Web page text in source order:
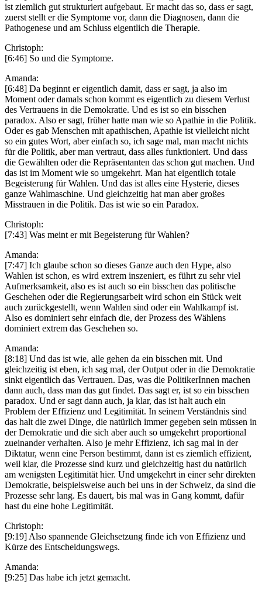
ist ziemlich gut strukturiert aufgebaut. Er macht das so, dass er sagt,
zuerst stellt er die Symptome vor, dann die Diagnosen, dann die
Pathogenese und am Schluss eigentlich die Therapie.
Christoph:
[6:46] So und die Symptome.
Amanda:
[6:48] Da beginnt er eigentlich damit, dass er sagt, ja also im
Moment oder damals schon kommt es eigentlich zu diesem Verlust
des Vertrauens in die Demokratie. Und es ist so ein bisschen
paradox. Also er sagt, früher hatte man wie so Apathie in die Politik.
Oder es gab Menschen mit apathischen, Apathie ist vielleicht nicht
so ein gutes Wort, aber einfach so, ich sage mal, man macht nichts
für die Politik, aber man vertraut, dass alles funktioniert. Und dass
die Gewählten oder die Repräsentanten das schon gut machen. Und
das ist im Moment wie so umgekehrt. Man hat eigentlich totale
Begeisterung für Wahlen. Und das ist alles eine Hysterie, dieses
ganze Wahlmaschine. Und gleichzeitig hat man aber großes
Misstrauen in die Politik. Das ist wie so ein Paradox.
Christoph:
[7:43] Was meint er mit Begeisterung für Wahlen?
Amanda:
[7:47] Ich glaube schon so dieses Ganze auch den Hype, also
Wahlen ist schon, es wird extrem inszeniert, es führt zu sehr viel
Aufmerksamkeit, also es ist auch so ein bisschen das politische
Geschehen oder die Regierungsarbeit wird schon ein Stück weit
auch zurückgestellt, wenn Wahlen sind oder ein Wahlkampf ist.
Also es dominiert sehr einfach die, der Prozess des Wählens
dominiert extrem das Geschehen so.
Amanda:
[8:18] Und das ist wie, alle gehen da ein bisschen mit. Und
gleichzeitig ist eben, ich sag mal, der Output oder in die Demokratie
sinkt eigentlich das Vertrauen. Das, was die PolitikerInnen machen
dann auch, dass man das gut findet. Das sagt er, ist so ein bisschen
paradox. Und er sagt dann auch, ja klar, das ist halt auch ein
Problem der Effizienz und Legitimität. In seinem Verständnis sind
das halt die zwei Dinge, die natürlich immer gegeben sein müssen in
der Demokratie und die sich aber auch so umgekehrt proportional
zueinander verhalten. Also je mehr Effizienz, ich sag mal in der
Diktatur, wenn eine Person bestimmt, dann ist es ziemlich effizient,
weil klar, die Prozesse sind kurz und gleichzeitig hast du natürlich
am wenigsten Legitimität hier. Und umgekehrt in einer sehr direkten
Demokratie, beispielsweise auch bei uns in der Schweiz, da sind die
Prozesse sehr lang. Es dauert, bis mal was in Gang kommt, dafür
hast du eine hohe Legitimität.
Christoph:
[9:19] Also spannende Gleichsetzung finde ich von Effizienz und
Kürze des Entscheidungswegs.
Amanda:
[9:25] Das habe ich jetzt gemacht.